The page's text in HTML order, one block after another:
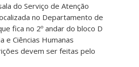
do Serviço de Atenção
no Departamento de
fica no 2º andar do bloco D
e Ciências Humanas
devem ser feitas pelo